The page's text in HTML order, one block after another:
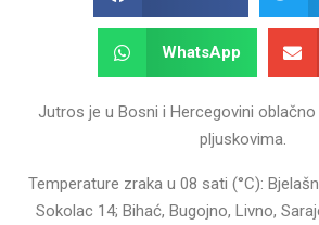
WhatsApp
Jutros je u Bosni i Hercegovini
pljuskovima.
Temperature zraka u 08 sati (°C):
Sokolac 14; Bihać, Bugojno, Livno,